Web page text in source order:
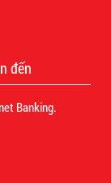
đến
Banking.